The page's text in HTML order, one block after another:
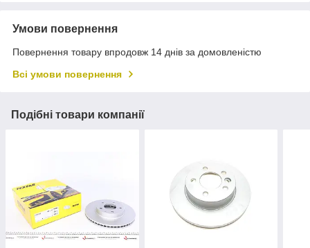
Умови повернення
Повернення товару впродовж 14 днів за домовленістю
Всі умови повернення
Подібні товари компанії